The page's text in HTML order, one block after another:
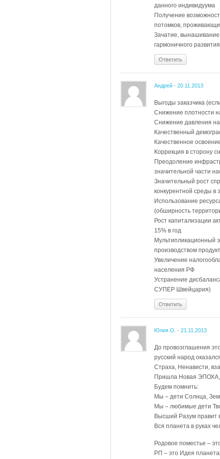
данного индивидуума
Получение
потомков,
Зачатие,
гармоничного
Ответить
Андрей - 20.11.2013
Выгоды заказчика
Снижение плотности
Снижение давления
Качественный
Качественное
Коррекция в сторону
Преодоление
значительной части
Значительный рост
конкурентной среды в
Использование
(обширность
Рост капитализации
15% в год
Мультипликационный
производством
Увеличение
населения РФ
Устранение
СУПЕР Швейцария)
Ответить
Юлия О. - 21.11.2013
До провозглашения
русский народ
Страха, Ненависти,
Пришла Новая ЭПОХА,
Будем помнить:
Мы – дети Солнца,
Мы – любимые дети
Высший Разум правит
Вся планета в руках
Родовое поместье –
РП – это Идея